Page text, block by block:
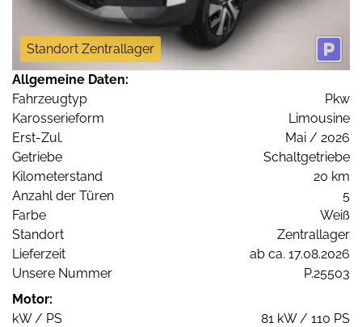
Standort Zentrallager
Allgemeine Daten:
Fahrzeugtyp
Pkw
Karosserieform
Limousine
Erst-Zul.
Mai / 2026
Getriebe
Schaltgetriebe
Kilometerstand
20 km
Anzahl der Türen
5
Farbe
Weiß
Standort
Zentrallager
Lieferzeit
ab ca. 17.08.2026
Unsere Nummer
P.25503
Motor:
kW / PS
81 kW / 110 PS